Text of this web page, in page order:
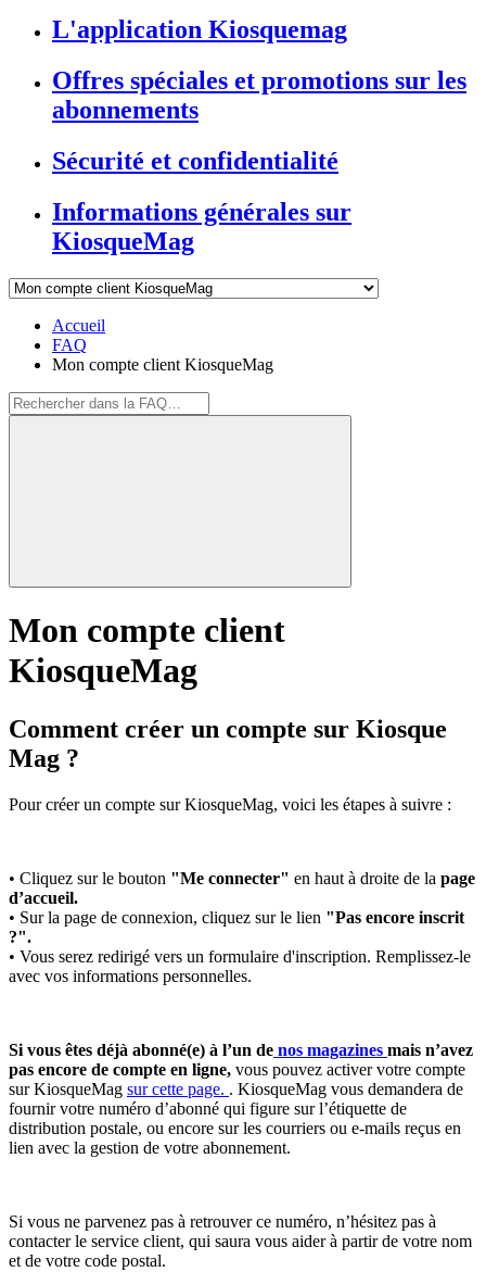
L'application Kiosquemag
Offres spéciales et promotions sur les
abonnements
Sécurité et confidentialité
Informations générales sur
KiosqueMag
Accueil
FAQ
Mon compte client KiosqueMag
Mon compte client
KiosqueMag
Comment créer un compte sur Kiosque
Mag ?
Pour créer un compte sur KiosqueMag, voici les étapes à suivre :
• Cliquez sur le bouton "Me connecter" en haut à droite de la page
d’accueil.
• Sur la page de connexion, cliquez sur le lien "Pas encore inscrit
?".
• Vous serez redirigé vers un formulaire d'inscription. Remplissez-le
avec vos informations personnelles.
Si vous êtes déjà abonné(e) à l’un de nos magazines mais n’avez
pas encore de compte en ligne, vous pouvez activer votre compte
sur KiosqueMag sur cette page. . KiosqueMag vous demandera de
fournir votre numéro d’abonné qui figure sur l’étiquette de
distribution postale, ou encore sur les courriers ou e-mails reçus en
lien avec la gestion de votre abonnement.
Si vous ne parvenez pas à retrouver ce numéro, n’hésitez pas à
contacter le service client, qui saura vous aider à partir de votre nom
et de votre code postal.